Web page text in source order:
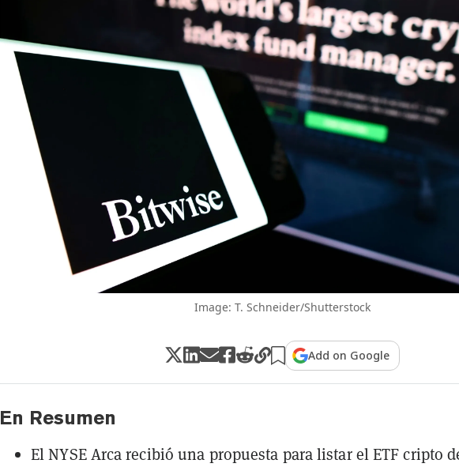
Image: T. Schneider/Shutterstock
Add on Google
En Resumen
El NYSE Arca recibió una propuesta para listar el ETF cripto